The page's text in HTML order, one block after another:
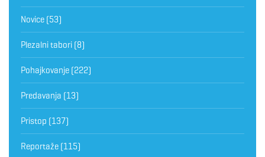
Novice (53)
Plezalni tabori (8)
Pohajkovanje (222)
Predavanja (13)
Pristop (137)
Reportaže (115)